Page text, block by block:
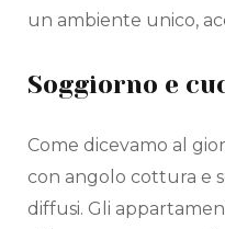
un ambiente unico,
Soggiorno e
Come dicevamo al
con angolo cottura e
diffusi. Gli